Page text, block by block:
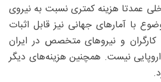
عمدتا هزینه کمتری نسبت به نیروی
با آمارهای جهانی نیز قابل اثبات
و نیروهای متخصص در ایران
نیست. همچنین هزینه‌های دیگر